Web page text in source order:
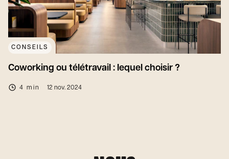
CONSEILS
Coworking ou télétravail : lequel choisir ?
4 min 12 nov. 2024